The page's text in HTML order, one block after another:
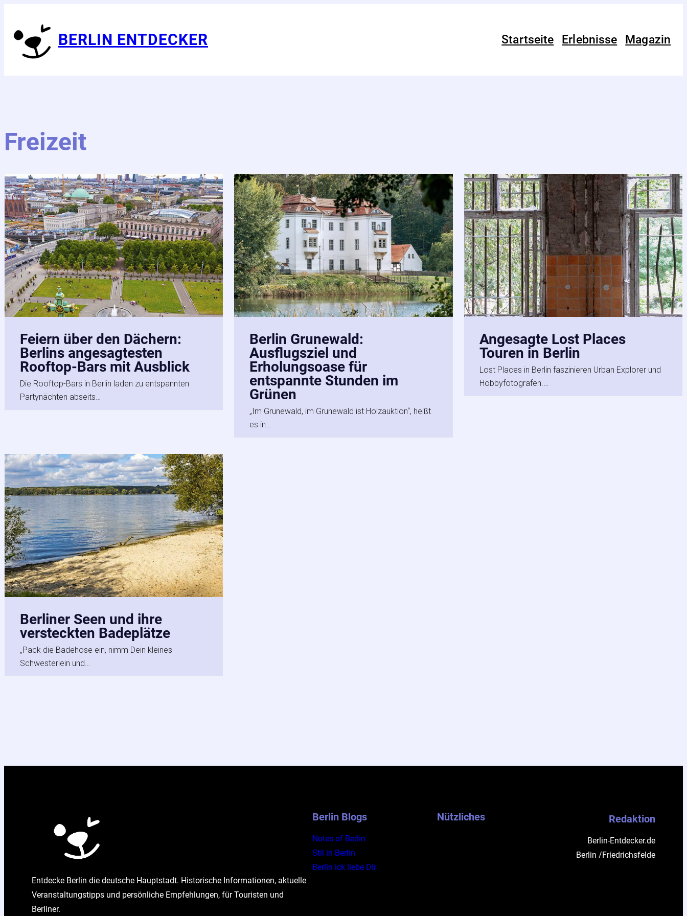
BERLIN ENTDECKER Startseite Erlebnisse Magazin
Freizeit
Feiern über den Dächern:
Berlins angesagtesten
Rooftop-Bars mit Ausblick
Die Rooftop-Bars in Berlin laden zu entspannten
Partynächten abseits…
Berlin Grunewald:
Ausflugsziel und
Erholungsoase für
entspannte Stunden im
Grünen
„Im Grunewald, im Grunewald ist Holzauktion“, heißt
es in…
Angesagte Lost Places
Touren in Berlin
Lost Places in Berlin faszinieren Urban Explorer und
Hobbyfotografen.…
Berliner Seen und ihre
versteckten Badeplätze
„Pack die Badehose ein, nimm Dein kleines
Schwesterlein und…
Entdecke Berlin die deutsche Hauptstadt. Historische Informationen, aktuelle
Veranstaltungstipps und persönliche Empfehlungen, für Touristen und
Berliner.
Berlin Blogs
Notes of Berlin
Stil in Berlin
Berlin ick liebe Dir
Nützliches Redaktion
Berlin-Entdecker.de
Berlin /Friedrichsfelde